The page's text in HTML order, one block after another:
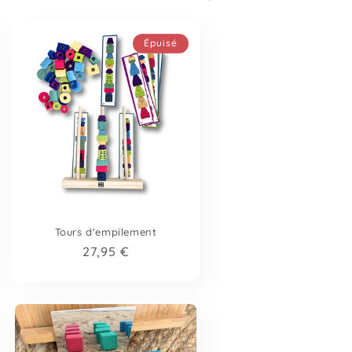
Épuisé
Tours d'empilement
Prix
27,95 €